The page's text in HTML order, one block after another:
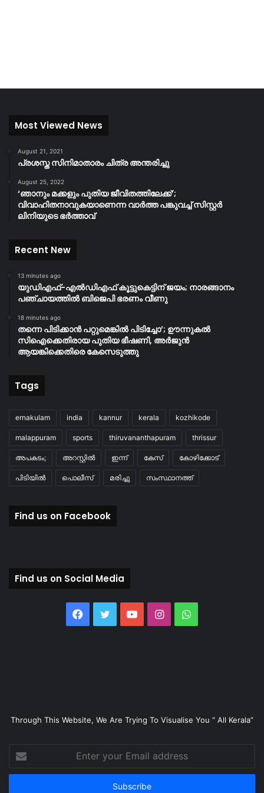
Most Viewed News
August 21, 2021
പ്രശസ്ത സിനിമാതാരം ചിത്ര അന്തരിച്ചു
August 25, 2022
‘ഞാനും മക്കളും പുതിയ ജീവിതത്തിലേക്ക്’;
വിവാഹിതനാവുകയാണെന്ന വാർത്ത പങ്കുവച്ച് സിസ്റ്റർ
ലിനിയുടെ ഭർത്താവ്
Recent New
13 minutes ago
യുഡിഎഫ്-എൽഡിഎഫ് കൂട്ടുകെട്ടിന് ജയം; നാരങ്ങാനം
പഞ്ചായത്തില്‍ ബിജെപി ഭരണം വീണു
18 minutes ago
തന്നെ പിടിക്കാൻ പറ്റുമെങ്കിൽ പിടിച്ചോ’; ഊന്നുകൽ
സിഐക്കെതിരായ പുതിയ ഭീഷണി, അർജുൻ
ആയങ്കിക്കെതിരെ കേസെടുത്തു
Tags
ernakulam india kannur kerala kozhikode
malappuram sports thiruvananthapuram thrissur
അപകടം; അറസ്റ്റിൽ ഇന്ന് കേസ് കോഴിക്കോട്
പിടിയിൽ പൊലീസ് മരിച്ചു സംസ്ഥാനത്ത്
Find us on Facebook
Find us on Social Media
Facebook
TwitterYouTubeInstagramWhatsApp
Through This Website, We Are Trying To Visualise You “ All Kerala”
your
Email